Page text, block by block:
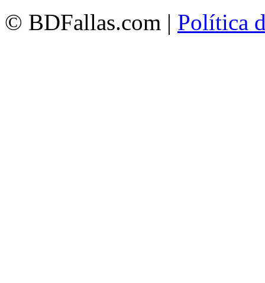
© BDFallas.com | Política